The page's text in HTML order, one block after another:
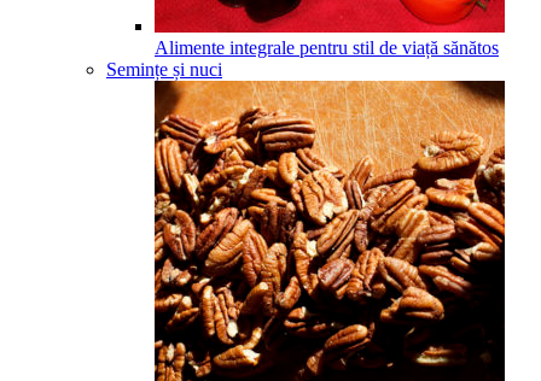
Alimente integrale pentru stil de viață sănătos
Semințe și nuci